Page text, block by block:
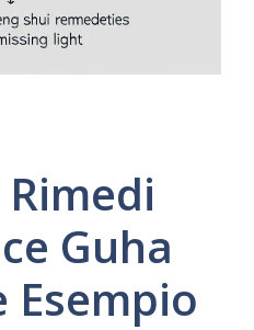
Rimedi
Guha
Esempio